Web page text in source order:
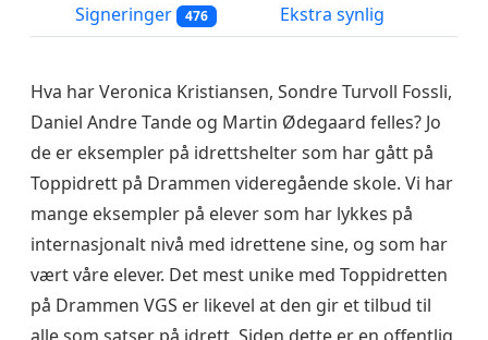
Signeringer
476 Ekstra synlig
Hva har Veronica Kristiansen, Sondre Turvoll Fossli,
Daniel Andre Tande og Martin Ødegaard felles? Jo
de er eksempler på idrettshelter som har gått på
Toppidrett på Drammen videregående skole. Vi har
mange eksempler på elever som har lykkes på
internasjonalt nivå med idrettene sine, og som har
vært våre elever. Det mest unike med Toppidretten
på Drammen VGS er likevel at den gir et tilbud til